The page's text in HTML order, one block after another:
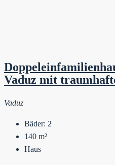
Vaduz mit
Vaduz
Bäder: 2
140 m²
Haus